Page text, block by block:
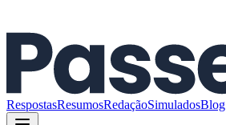
RespostasResumosRedaçãoSimuladosBlog